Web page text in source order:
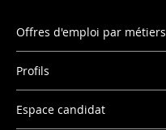
Offres d'emploi par métiers
Profils
Espace candidat